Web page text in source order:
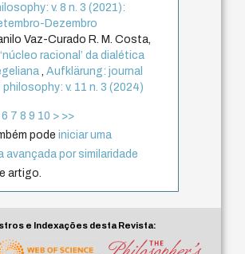
v. 8 n. 3 (2021):
Dezembro
Vaz-Curado R. M. Costa,
racional’ da dialética
,Aufklärung: journal
v. 11 n. 3 (2024)
6 7 8 9 10 > >>
podeiniciar uma
avançada por similaridade
artigo.
e Indexações desta Revista: